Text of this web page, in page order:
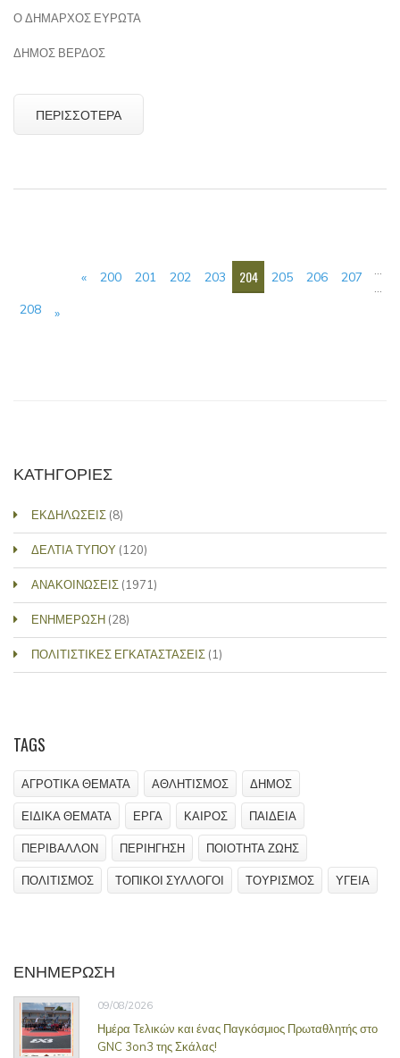
Ο ΔΗΜΑΡΧΟΣ ΕΥΡΩΤΑ
ΔΗΜΟΣ ΒΕΡΔΟΣ
ΠΕΡΙΣΣΌΤΕΡΑ
« …
200 201 202 203 204 205 206
207
208
…
»
ΚΑΤΗΓΟΡΙΕΣ
ΕΚΔΗΛΩΣΕΙΣ (8)
ΔΕΛΤΙΑ ΤΥΠΟΥ (120)
ΑΝΑΚΟΙΝΩΣΕΙΣ (1971)
ΕΝΗΜΕΡΩΣΗ (28)
ΠΟΛΙΤΙΣΤΙΚΕΣ ΕΓΚΑΤΑΣΤΑΣΕΙΣ (1)
TAGS
ΑΓΡΟΤΙΚΑ ΘΕΜΑΤΑ ΑΘΛΗΤΙΣΜΟΣ ΔΗΜΟΣ
ΕΙΔΙΚΑ ΘΕΜΑΤΑ ΕΡΓΑ ΚΑΙΡΟΣ ΠΑΙΔΕΙΑ
ΠΕΡΙΒΑΛΛΟΝ ΠΕΡΙΗΓΗΣΗ ΠΟΙΟΤΗΤΑ ΖΩΗΣ
ΠΟΛΙΤΙΣΜΟΣ ΤΟΠΙΚΟΙ ΣΥΛΛΟΓΟΙ ΤΟΥΡΙΣΜΟΣ ΥΓΕΙΑ
ΕΝΗΜΕΡΩΣΗ
09/08/2026
Ημέρα Τελικών και ένας Παγκόσμιος Πρωταθλητής στο
GNC 3on3 της Σκάλας!